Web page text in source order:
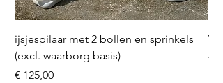
ijsjespilaar met 2 bollen en sprinkels
(excl. waarborg basis)
Prijs
€ 125,00
Prijs
€